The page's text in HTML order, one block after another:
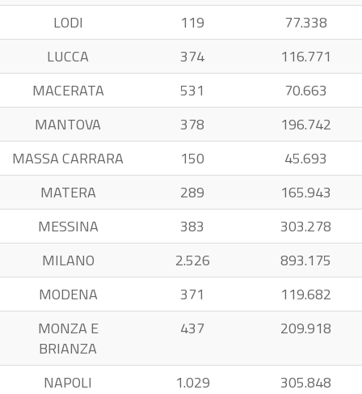
LODI
119
77.338
LUCCA
374
116.771
MACERATA
531
70.663
MANTOVA
378
196.742
MASSA CARRARA
150
45.693
MATERA
289
165.943
MESSINA
383
303.278
MILANO
2.526
893.175
MODENA
371
119.682
MONZA E
BRIANZA
437 209.918
NAPOLI 1.029
305.848